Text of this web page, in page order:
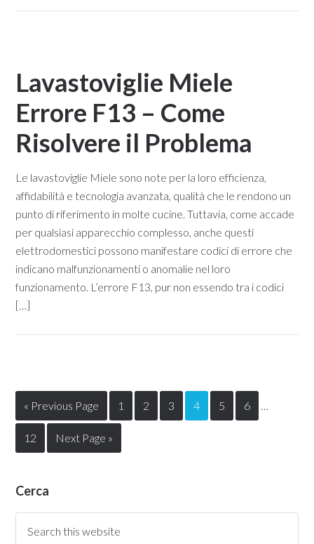
Lavastoviglie Miele
Errore F13 – Come
Risolvere il Problema​
Le lavastoviglie Miele sono note per la loro efficienza,
affidabilità e tecnologia avanzata, qualità che le rendono un
punto di riferimento in molte cucine. Tuttavia, come accade
per qualsiasi apparecchio complesso, anche questi
elettrodomestici possono manifestare codici di errore che
indicano malfunzionamenti o anomalie nel loro
funzionamento. L’errore F13, pur non essendo tra i codici
[…]
« Previous Page 1 2 3 4 5 6 …
12 Next Page »
Cerca